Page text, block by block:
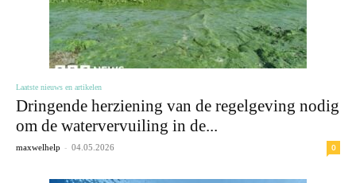
Laatste nieuws en artikelen
Dringende herziening van de regelgeving nodig
om de watervervuiling in de...
maxwelhelp - 04.05.2026 0